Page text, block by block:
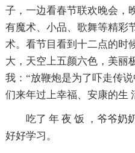
子，一边看春节联欢晚会，
有魔术、小品、歌舞等精彩
术。看节目看到十二点的时
大，天空上五颜六色，美丽
我：“放鞭炮是为了吓走传
们来年过上幸福、安康的生
吃了 年 夜 饭 ，爷爷奶
好好学习。